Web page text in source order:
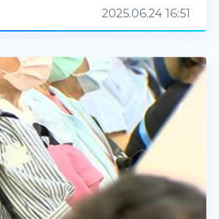
2025.06.24 16:51